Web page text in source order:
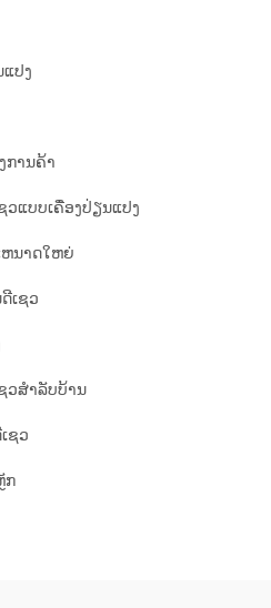
ແປງ
ການຄ້າ
ວແບບເຄື່ອງປ່ຽນແປງ
ຫນາດໃຫຍ່
ເຊວ
ວສຳລັບບ້ານ
ຊວ
ກ